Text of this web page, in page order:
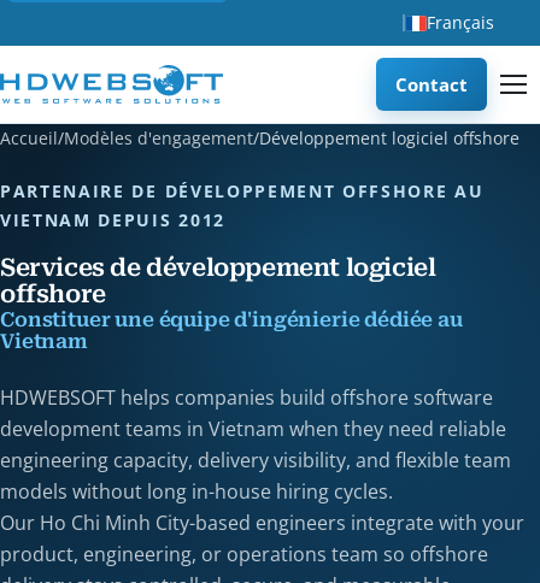
Français
Contact
Accueil/Modèles d'engagement/Développement logiciel offshore
PARTENAIRE DE DÉVELOPPEMENT OFFSHORE AU
VIETNAM DEPUIS 2012
Services de développement logiciel
offshore
Constituer une équipe d'ingénierie dédiée au
Vietnam
HDWEBSOFT helps companies build offshore software
development teams in Vietnam when they need reliable
engineering capacity, delivery visibility, and flexible team
models without long in-house hiring cycles.
Our Ho Chi Minh City-based engineers integrate with your
product, engineering, or operations team so offshore